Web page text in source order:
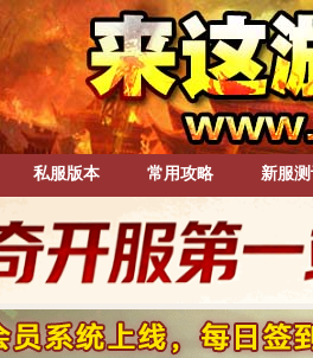
私服版本 常用攻略 新服